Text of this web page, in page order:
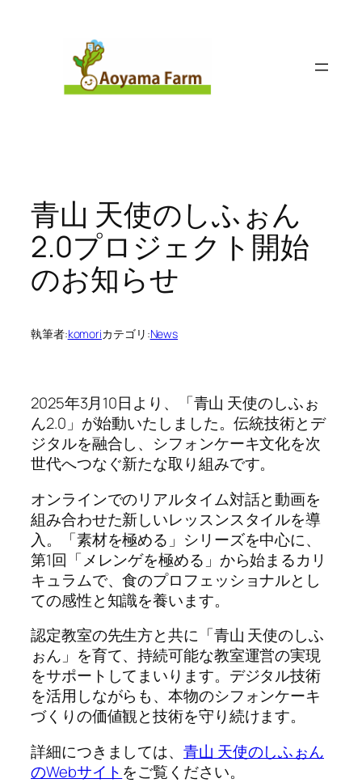
青山 天使のしふぉん
2.0プロジェクト開始
のお知らせ
執筆者:komoriカテゴリ:News
2025年3月10日より、「青山 天使のしふぉ
ん2.0」が始動いたしました。伝統技術とデ
ジタルを融合し、シフォンケーキ文化を次
世代へつなぐ新たな取り組みです。
オンラインでのリアルタイム対話と動画を
組み合わせた新しいレッスンスタイルを導
入。「素材を極める」シリーズを中心に、
第1回「メレンゲを極める」から始まるカリ
キュラムで、食のプロフェッショナルとし
ての感性と知識を養います。
認定教室の先生方と共に「青山 天使のしふ
ぉん」を育て、持続可能な教室運営の実現
をサポートしてまいります。デジタル技術
を活用しながらも、本物のシフォンケーキ
づくりの価値観と技術を守り続けます。
詳細につきましては、 青山 天使のしふぉん
のWebサイト をご覧ください。